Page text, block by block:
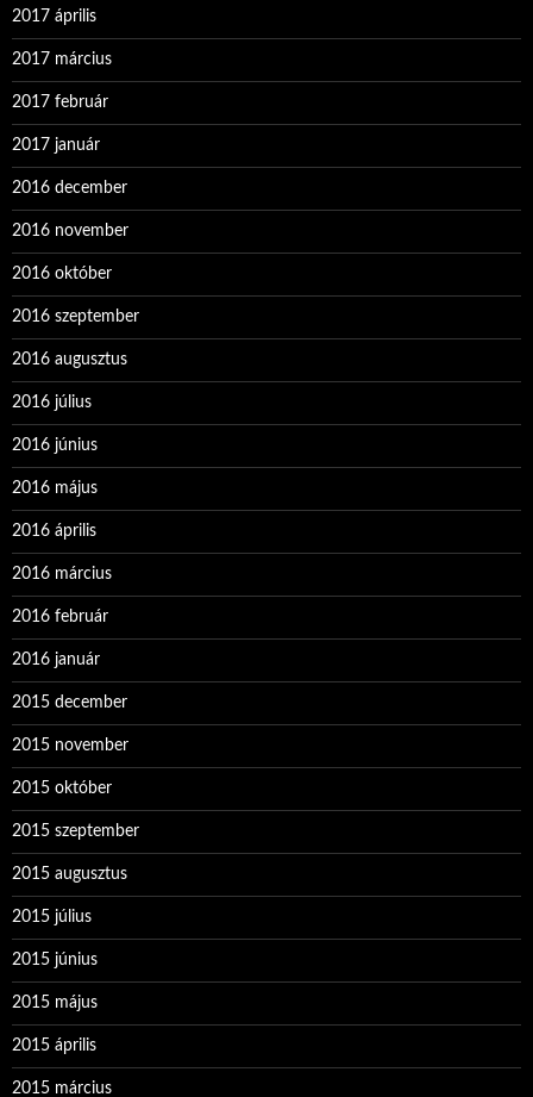
2017 április
2017 március
2017 február
2017 január
2016 december
2016 november
2016 október
2016 szeptember
2016 augusztus
2016 július
2016 június
2016 május
2016 április
2016 március
2016 február
2016 január
2015 december
2015 november
2015 október
2015 szeptember
2015 augusztus
2015 július
2015 június
2015 május
2015 április
2015 március